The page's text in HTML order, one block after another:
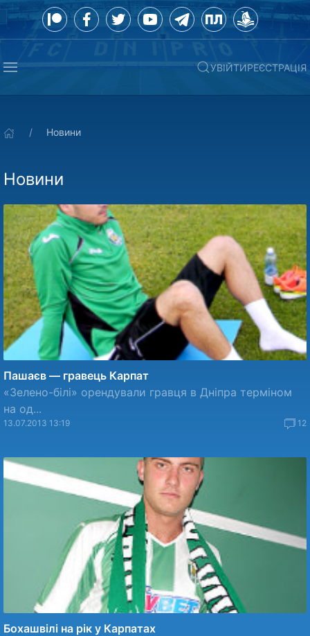
УВІЙТИРЕЄСТРАЦІЯ
Новини
Новини
Пашаєв — гравець Карпат
«Зелено-білі» орендували гравця в Дніпра терміном
на од...
13.07.2013 13:19 12
Бохашвілі на рік у Карпатах